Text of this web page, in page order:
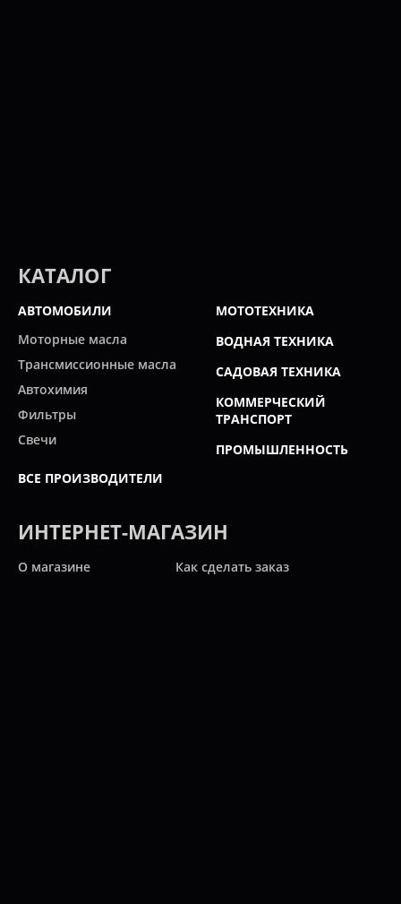
КАТАЛОГ
АВТОМОБИЛИ
Моторные масла
Трансмиссионные масла
Автохимия
Фильтры
Свечи
ВСЕ ПРОИЗВОДИТЕЛИ
МОТОТЕХНИКА
ВОДНАЯ ТЕХНИКА
САДОВАЯ ТЕХНИКА
КОММЕРЧЕСКИЙ
ТРАНСПОРТ
ПРОМЫШЛЕННОСТЬ
ИНТЕРНЕТ-МАГАЗИН
О магазине
Как сделать заказ